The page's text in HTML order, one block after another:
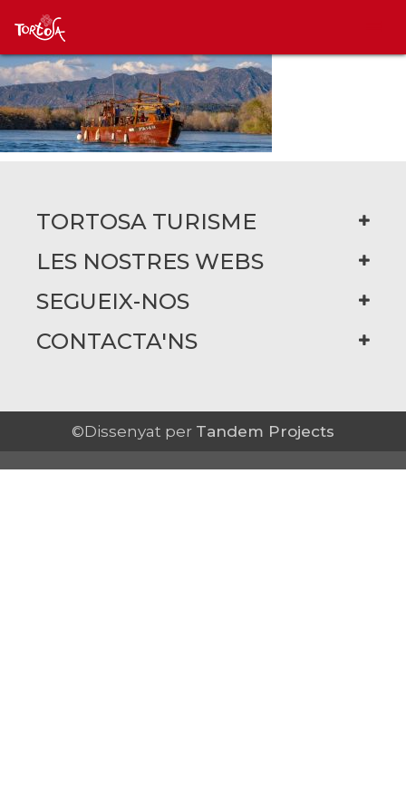
TORTOSA TURISME
LES NOSTRES WEBS
SEGUEIX-NOS
CONTACTA'NS
©Dissenyat per Tandem Projects